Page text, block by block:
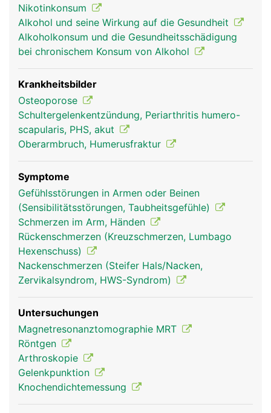
Humerus Frau Humerus Mann
Nikotinkonsum
Alkohol und seine Wirkung auf die Gesundheit
Alkoholkonsum und die Gesundheitsschädigung
bei chronischem Konsum von Alkohol
Krankheitsbilder
Osteoporose
Schultergelenkentzündung, Periarthritis humero-
scapularis, PHS, akut
Oberarmbruch, Humerusfraktur
Symptome
Gefühlsstörungen in Armen oder Beinen
(Sensibilitätsstörungen, Taubheitsgefühle)
Schmerzen im Arm, Händen
Rückenschmerzen (Kreuzschmerzen, Lumbago
Hexenschuss)
Nackenschmerzen (Steifer Hals/Nacken,
Zervikalsyndrom, HWS-Syndrom)
Untersuchungen
Magnetresonanztomographie MRT
Röntgen
Arthroskopie
Gelenkpunktion
Knochendichtemessung